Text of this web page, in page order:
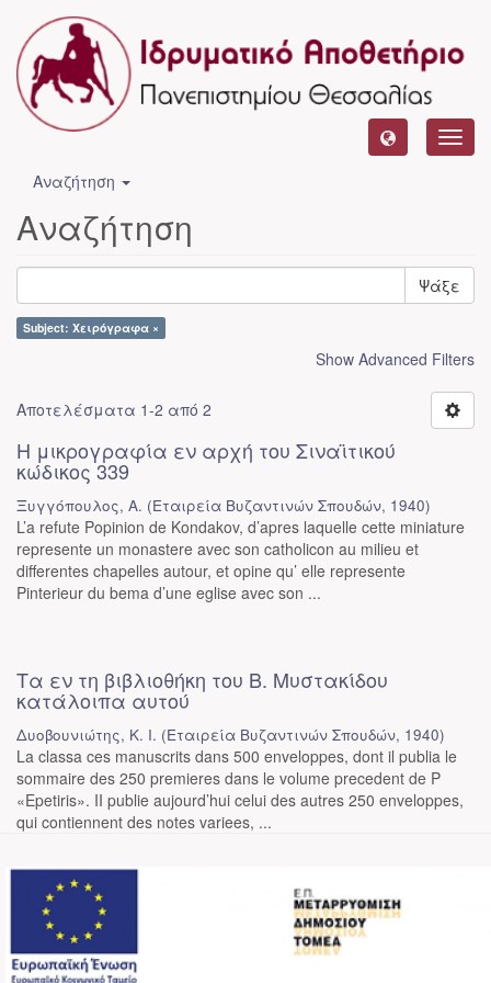
Αναζήτηση
Αναζήτηση
Ψάξε
Subject: Χειρόγραφα ×
Show Advanced Filters
Αποτελέσματα 1-2 από 2
Η μικρογραφία εν αρχή του Σιναϊτικού
κώδικος 339
Ξυγγόπουλος, Α. (Εταιρεία Βυζαντινών Σπουδών, 1940)
L’a refute Popinion de Kondakov, d’apres laquelle cette miniature
represente un monastere avec son catholicon au milieu et
differentes chapelles autour, et opine qu’ elle represente
Pinterieur du bema d’une eglise avec son ...
Τα εν τη βιβλιοθήκη του Β. Μυστακίδου
κατάλοιπα αυτού
Δυοβουνιώτης, Κ. Ι. (Εταιρεία Βυζαντινών Σπουδών, 1940)
La classa ces manuscrits dans 500 enveloppes, dont il publia le
sommaire des 250 premieres dans le volume precedent de P
«Epetiris». II publie aujourd’hui celui des autres 250 enveloppes,
qui contiennent des notes variees, ...